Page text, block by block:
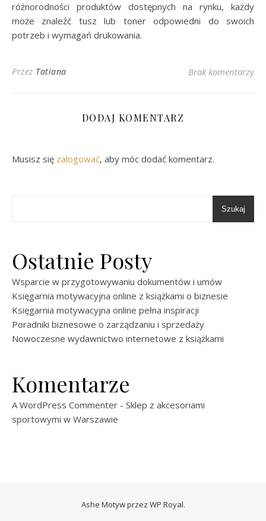
różnorodności produktów dostępnych na rynku, każdy
może znaleźć tusz lub toner odpowiedni do swoich
potrzeb i wymagań drukowania.
Przez Tatiana Brak komentarzy
DODAJ KOMENTARZ
Musisz się zalogować, aby móc dodać komentarz.
Szukaj
Ostatnie Posty
Wsparcie w przygotowywaniu dokumentów i umów
Księgarnia motywacyjna online z książkami o biznesie
Księgarnia motywacyjna online pełna inspiracji
Poradniki biznesowe o zarządzaniu i sprzedaży
Nowoczesne wydawnictwo internetowe z książkami
Komentarze
A WordPress Commenter - Sklep z akcesoriami
sportowymi w Warszawie
Ashe Motyw przez WP Royal.